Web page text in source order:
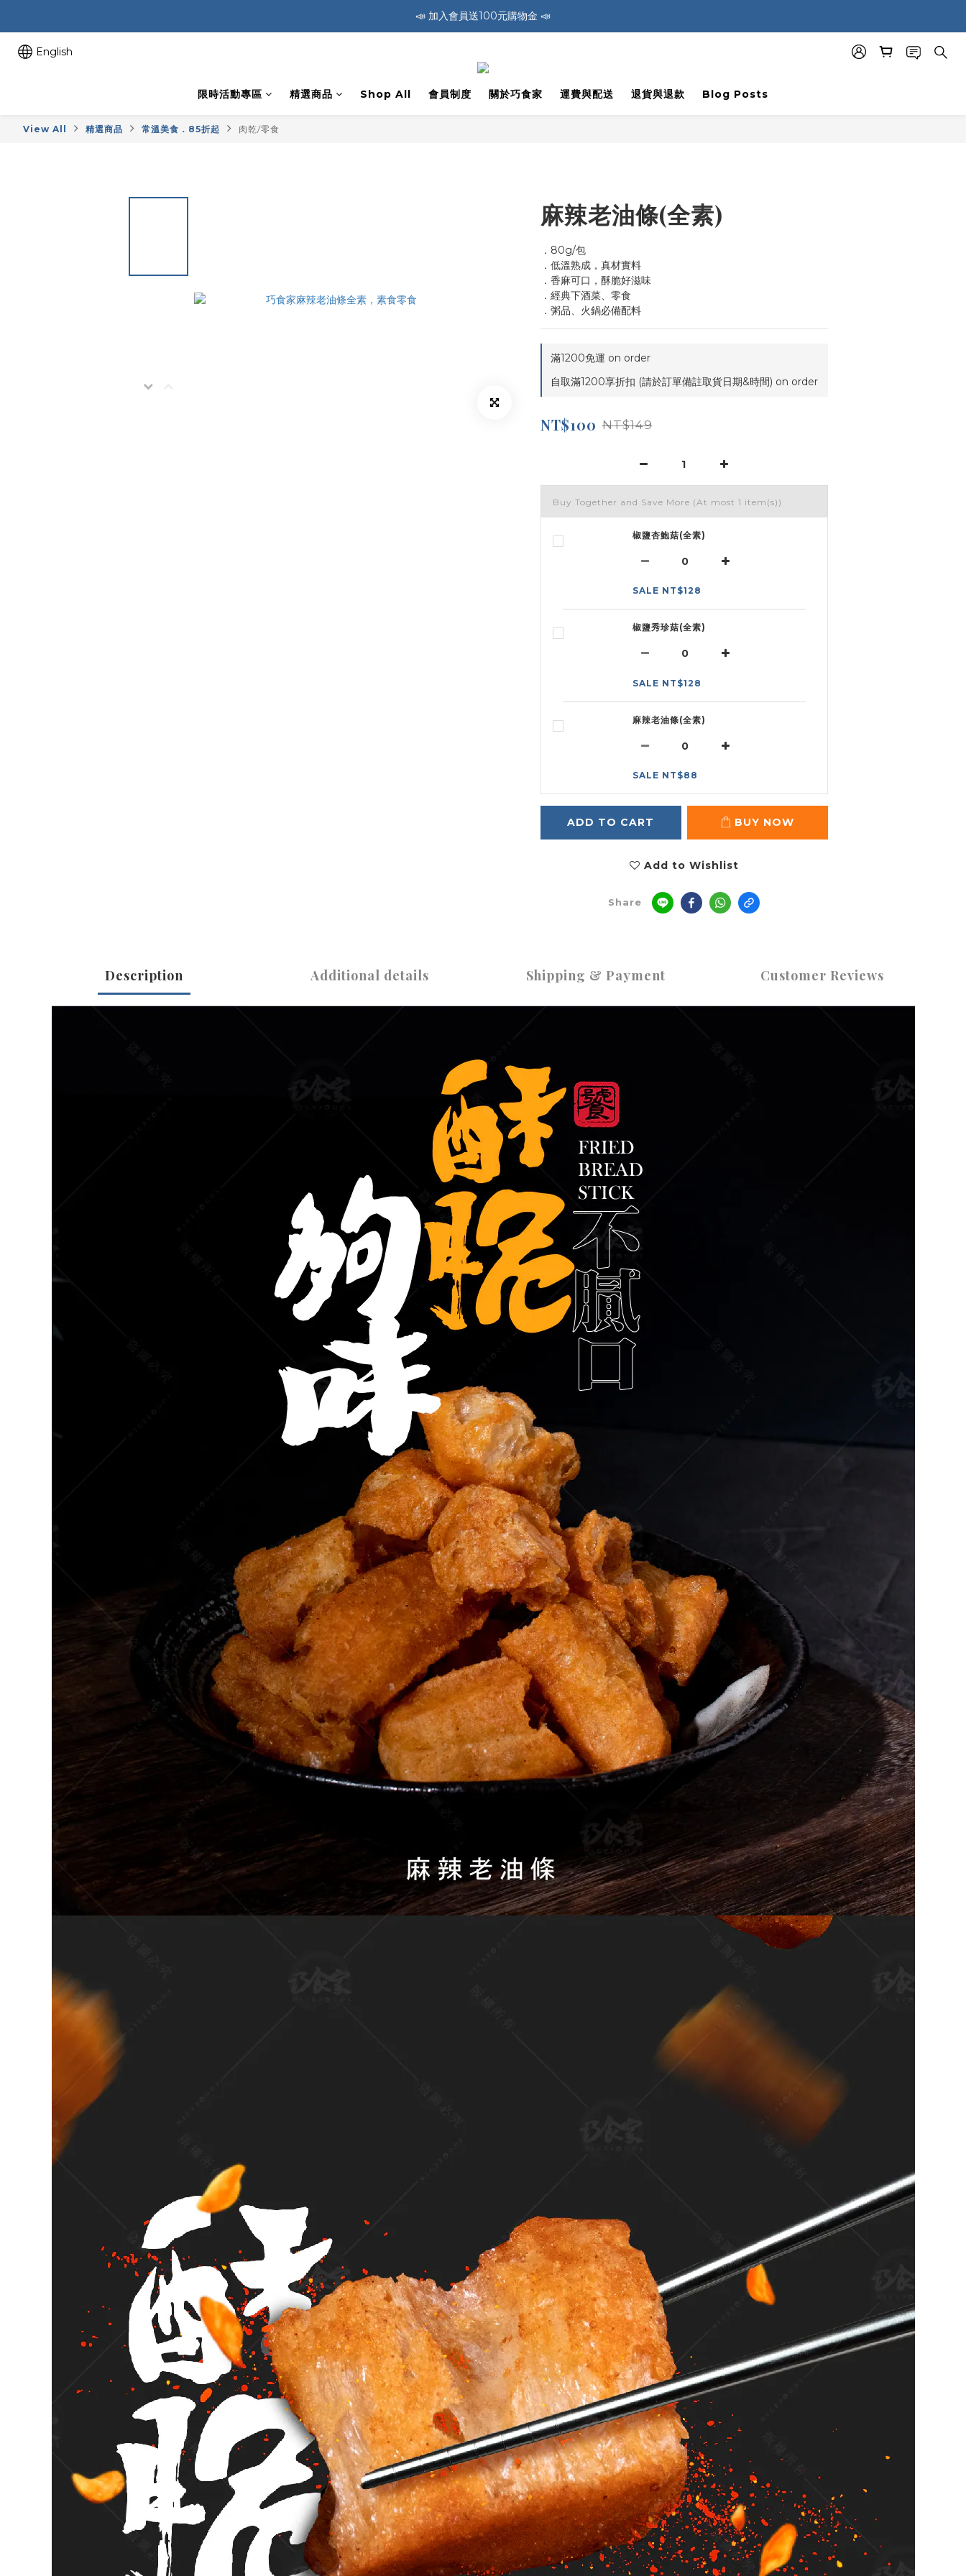
🚛 全館消費滿1200免運費 🚛
🚛 全館消費滿1200免運費 🚛
English
限時活動專區 精選商品 Shop All 會員制度 關於巧食家 運費與配送 退貨與退款 Blog Posts
View All 精選商品 常溫美食．85折起 肉乾/零食
麻辣老油條(全素)
．80g/包
．低溫熟成，真材實料
．香麻可口，酥脆好滋味
．經典下酒菜、零食
．粥品、火鍋必備配料
滿1200免運 on order
自取滿1200享折扣 (請於訂單備註取貨日期&時間) on order
NT$100 NT$149
Buy Together and Save More (At most 1 item(s))
椒鹽杏鮑菇(全素)
SALE NT$128
椒鹽秀珍菇(全素)
SALE NT$128
麻辣老油條(全素)
SALE NT$88
ADD TO CART BUY NOW
Add to Wishlist
Share
Description Additional details Shipping & Payment Customer Reviews